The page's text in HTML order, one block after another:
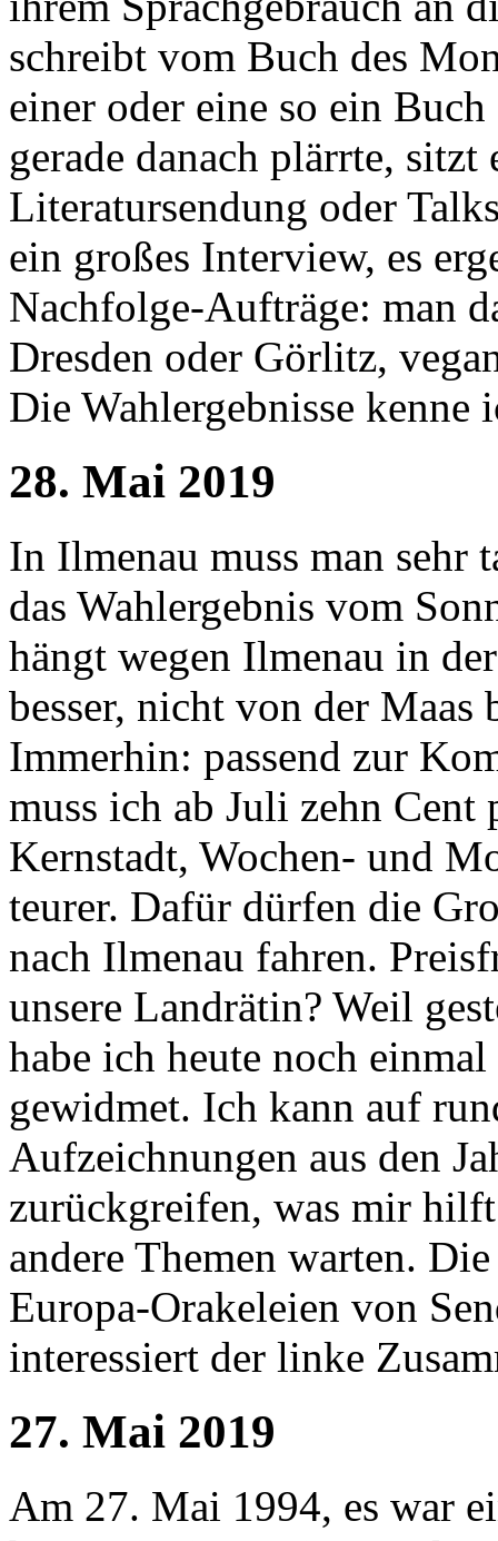
schreibt vom Buch des
einer oder eine so ein
gerade danach plärrte,
Literatursendung oder
ein großes Interview, es
Nachfolge-Aufträge: man
Dresden oder Görlitz,
Die Wahlergebnisse kenne
28. Mai 2019
In Ilmenau muss man sehr
das Wahlergebnis vom
hängt wegen Ilmenau in
besser, nicht von der
Immerhin: passend zur
muss ich ab Juli zehn Cent
Kernstadt, Wochen- und
teurer. Dafür dürfen die
nach Ilmenau fahren.
unsere Landrätin? Weil
habe ich heute noch
gewidmet. Ich kann auf
Aufzeichnungen aus den
zurückgreifen, was mir
andere Themen warten.
Europa-Orakeleien von
interessiert der linke
27. Mai 2019
Am 27. Mai 1994, es war